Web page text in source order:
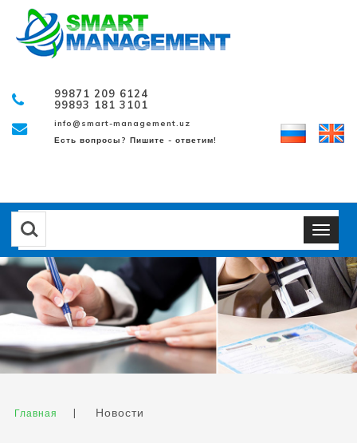
99871 209 6124
99893 181 3101
info@smart-management.uz
Есть вопросы? Пишите - ответим!
Навигация
Главная | Новости